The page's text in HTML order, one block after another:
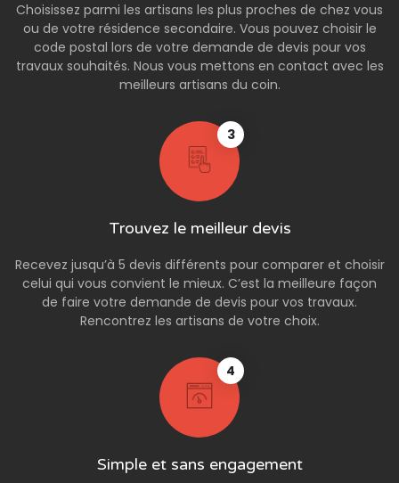
Choisissez parmi les artisans les plus proches de chez vous
ou de votre résidence secondaire. Vous pouvez choisir le
code postal lors de votre demande de devis pour vos
travaux souhaités. Nous vous mettons en contact avec les
meilleurs artisans du coin.
3
Trouvez le meilleur devis
Recevez jusqu’à 5 devis différents pour comparer et choisir
celui qui vous convient le mieux. C’est la meilleure façon
de faire votre demande de devis pour vos travaux.
Rencontrez les artisans de votre choix.
4
Simple et sans engagement